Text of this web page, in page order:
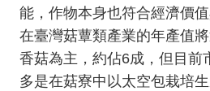
能，作物本身也符合經濟價
在臺灣菇蕈類產業的年產值
香菇為主，約佔6成，但目前
多是在菇寮中以太空包栽培